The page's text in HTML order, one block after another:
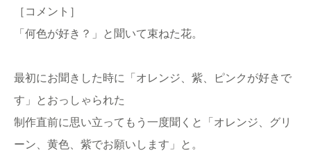
［コメント］
「何色が好き？」と聞いて束ねた花。
最初にお聞きした時に「オレンジ、紫、ピンクが好きで
す」とおっしゃられた
制作直前に思い立ってもう一度聞くと「オレンジ、グリ
ーン、黄色、紫でお願いします」と。